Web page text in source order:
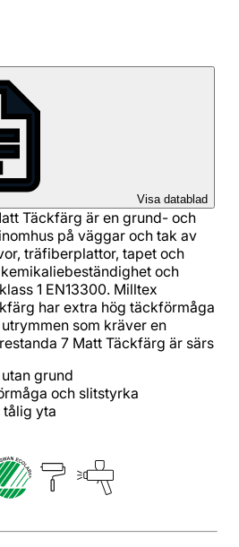
Visa datablad
Täckfärg är en grund- och
på väggar och tak av
träfiberplattor, tapet och
och
1 EN13300. Milltex
har extra hög täckförmåga
som kräver en
7 Matt Täckfärg är särs
grund
och slitstyrka
tålig yta